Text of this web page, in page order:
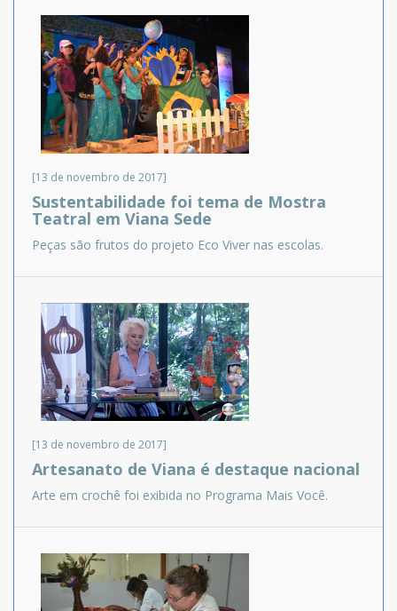
[13 de novembro de 2017]
Sustentabilidade foi tema de Mostra
Teatral em Viana Sede
Peças são frutos do projeto Eco Viver nas escolas.
[13 de novembro de 2017]
Artesanato de Viana é destaque nacional
Arte em crochê foi exibida no Programa Mais Você.